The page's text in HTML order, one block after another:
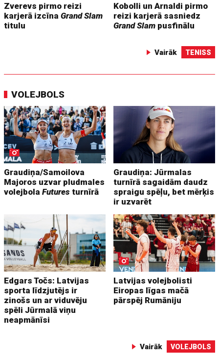
Zverevs pirmo reizi
karjerā izcīnaGrand Slam
titulu
Kobolli un Arnaldi pirmo
reizi karjerā sasniedz
Grand Slam pusfinālu
Vairāk TENISS
VOLEJBOLS
Graudiņa/Samoilova
Majoros uzvar pludmales
volejbolaFutures turnīrā
Graudiņa: Jūrmalas
turnīrā sagaidām daudz
spraigu spēļu, bet mērķis
ir uzvarēt
Edgars Točs: Latvijas
sporta līdzjutējs ir
zinošs un ar viduvēju
spēli Jūrmalā viņu
neapmānīsi
Latvijas volejbolisti
Eiropas līgas mačā
pārspēj Rumāniju
Vairāk VOLEJBOLS